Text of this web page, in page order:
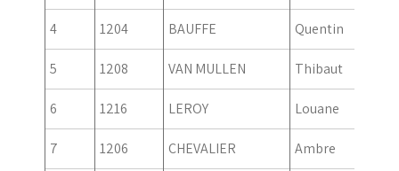
4 1204 BAUFFE Quentin
5 1208 VAN MULLEN Thibaut
6 1216 LEROY Louane
7 1206 CHEVALIER Ambre